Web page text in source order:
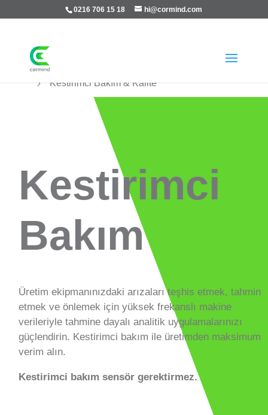
0216 706 15 18 hi@cormind.com
 Ana Sayfa Uygulamalar
5 Kestirimci Bakım & Kalite
Kestirimci
Bakım
Üretim ekipmanınızdaki arızaları teşhis etmek, tahmin
etmek ve önlemek için yüksek frekanslı makine
verileriyle tahmine dayalı analitik uygulamalarınızı
güçlendirin. Kestirimci bakım ile üretimden maksimum
verim alın.
Kestirimci bakım sensör gerektirmez.